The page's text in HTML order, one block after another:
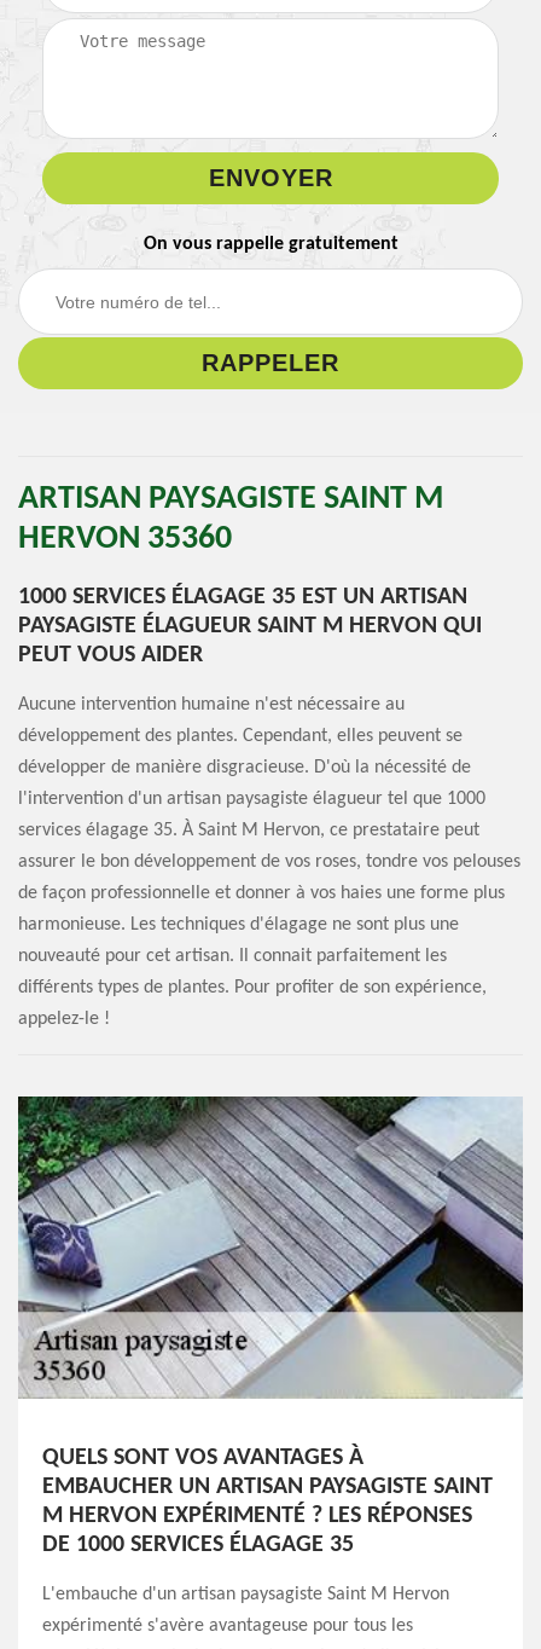
On vous rappelle gratuitement
ARTISAN PAYSAGISTE SAINT M
HERVON 35360
1000 SERVICES ÉLAGAGE 35 EST UN ARTISAN
PAYSAGISTE ÉLAGUEUR SAINT M HERVON QUI
PEUT VOUS AIDER
Aucune intervention humaine n'est nécessaire au
développement des plantes. Cependant, elles peuvent se
développer de manière disgracieuse. D'où la nécessité de
l'intervention d'un artisan paysagiste élagueur tel que 1000
services élagage 35. À Saint M Hervon, ce prestataire peut
assurer le bon développement de vos roses, tondre vos pelouses
de façon professionnelle et donner à vos haies une forme plus
harmonieuse. Les techniques d'élagage ne sont plus une
nouveauté pour cet artisan. Il connait parfaitement les
différents types de plantes. Pour profiter de son expérience,
appelez-le !
QUELS SONT VOS AVANTAGES À
EMBAUCHER UN ARTISAN PAYSAGISTE SAINT
M HERVON EXPÉRIMENTÉ ? LES RÉPONSES
DE 1000 SERVICES ÉLAGAGE 35
L'embauche d'un artisan paysagiste Saint M Hervon
expérimenté s'avère avantageuse pour tous les